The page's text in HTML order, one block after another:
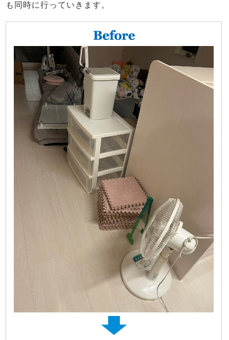
も同時に行っていきます。